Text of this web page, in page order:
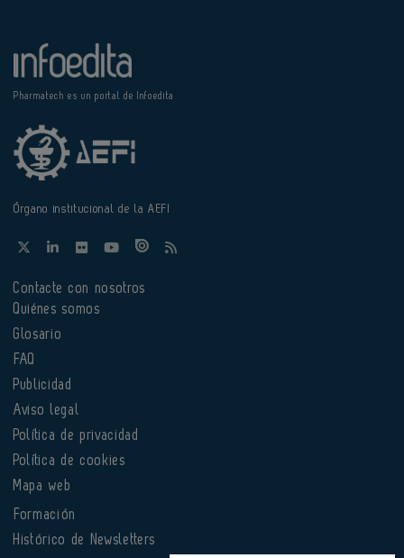
Pharmatech es un portal de Infoedita
Órgano institucional de la AEFI
Contacte con nosotros
Quiénes somos
Glosario
FAQ
Publicidad
Aviso legal
Política de privacidad
Política de cookies
Mapa web
Formación
Histórico de Newsletters